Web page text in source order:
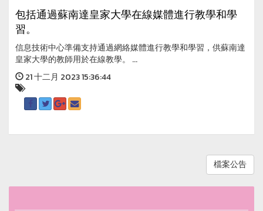
包括通過蘇南達皇家大學在線媒體進行教學和學
習。
信息技術中心準備支持通過網絡媒體進行教學和學習，供蘇南達
皇家大學的教師用於在線教學。 ...
21 十二月 2023 15:36:44
檔案公告